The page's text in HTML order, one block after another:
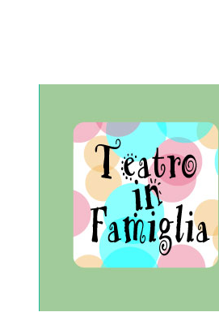
Teatro in famiglia
Teatro In Famiglia è una
rassegna di teatro concepita
per far condividere e godere
del teatro all’intera famiglia.
Continua